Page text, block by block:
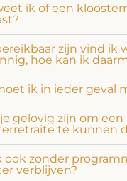
ik of een
zijn vind ik
hoe kan ik
ik in ieder geval
gelovig zijn om een
te kunnen
ook zonder
verblijven?